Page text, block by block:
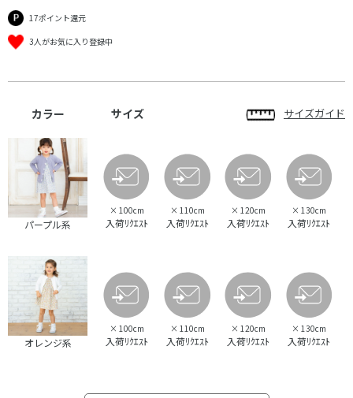
17ポイント還元
3人がお気に入り登録中
カラー サイズ サイズガイド
パープル系
× 100cm
入荷ﾘｸｴｽﾄ
× 110cm
入荷ﾘｸｴｽﾄ
× 120cm
入荷ﾘｸｴｽﾄ
× 130cm
入荷ﾘｸｴｽﾄ
オレンジ系
× 100cm
入荷ﾘｸｴｽﾄ
× 110cm
入荷ﾘｸｴｽﾄ
× 120cm
入荷ﾘｸｴｽﾄ
× 130cm
入荷ﾘｸｴｽﾄ